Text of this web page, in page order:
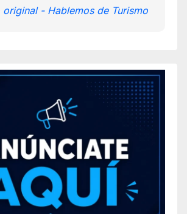
- Hablemos de Turismo